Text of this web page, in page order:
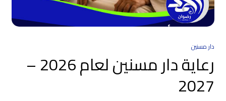
دار مسنين
رعاية دار مسنين لعام 2026 –
2027